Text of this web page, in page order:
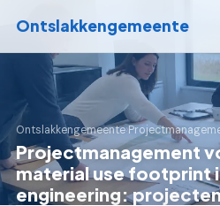
Ontslakkengemeente
Ontslakkengemeente›
Projectmanagement
material use footprint
engineering: